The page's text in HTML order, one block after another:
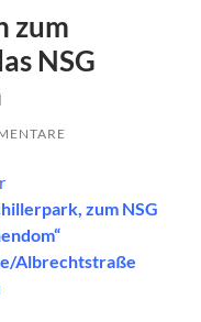
zum
NSG
zum NSG
Albrechtstraße